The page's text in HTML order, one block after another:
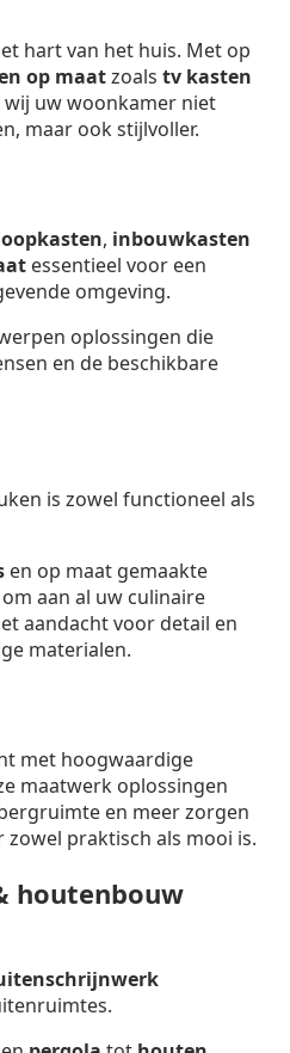
hart van het huis. Met op
op maatzoals tv kasten
wij uw woonkamer niet
maar ook stijlvoller.
, inbouwkasten
essentieel voor een
omgeving.
oplossingen die
en de beschikbare
is zowel functioneel als
en op maat gemaakte
aan al uw culinaire
aandacht voor detail en
materialen.
met hoogwaardige
maatwerk oplossingen
en meer zorgen
praktisch als mooi is.
houtenbouw